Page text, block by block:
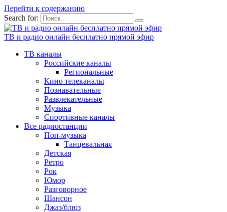
Перейти к содержанию
Search for:
ТВ и радио онлайн бесплатно прямой эфир
ТВ каналы
Российские каналы
Региональные
Кино телеканалы
Познавательные
Развлекательные
Музыка
Спортивные каналы
Все радиостанции
Поп-музыка
Танцевальная
Детская
Ретро
Рок
Юмор
Разговорное
Шансон
Джаз/блюз